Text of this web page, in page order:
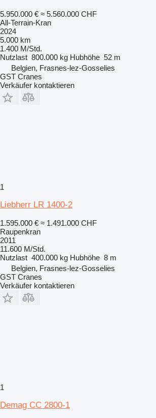
5.950.000 € ≈ 5.560.000 CHF
All-Terrain-Kran
2024
5.000 km
1.400 M/Std.
Nutzlast 800.000 kg Hubhöhe 52 m
Belgien, Frasnes-lez-Gosselies
GST Cranes
Verkäufer kontaktieren
1
Liebherr LR 1400-2
1.595.000 € ≈ 1.491.000 CHF
Raupenkran
2011
11.600 M/Std.
Nutzlast 400.000 kg Hubhöhe 8 m
Belgien, Frasnes-lez-Gosselies
GST Cranes
Verkäufer kontaktieren
1
Demag CC 2800-1